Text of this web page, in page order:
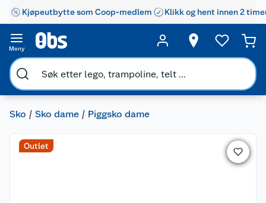
Kjøpeutbytte som Coop-medlem Klikk og hent innen 2
Meny
Sko Sko dame Piggsko dame
Outlet